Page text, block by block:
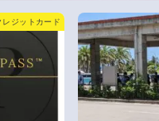
レジットカード